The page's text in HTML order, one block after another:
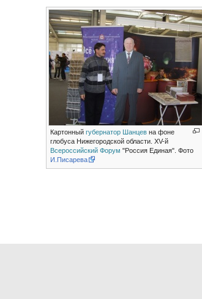
Картонныйгубернатор Шанцев на фоне
глобуса Нижегородской области. XV-й
Всероссийский Форум "Россия Единая". Фото
И.Писарева